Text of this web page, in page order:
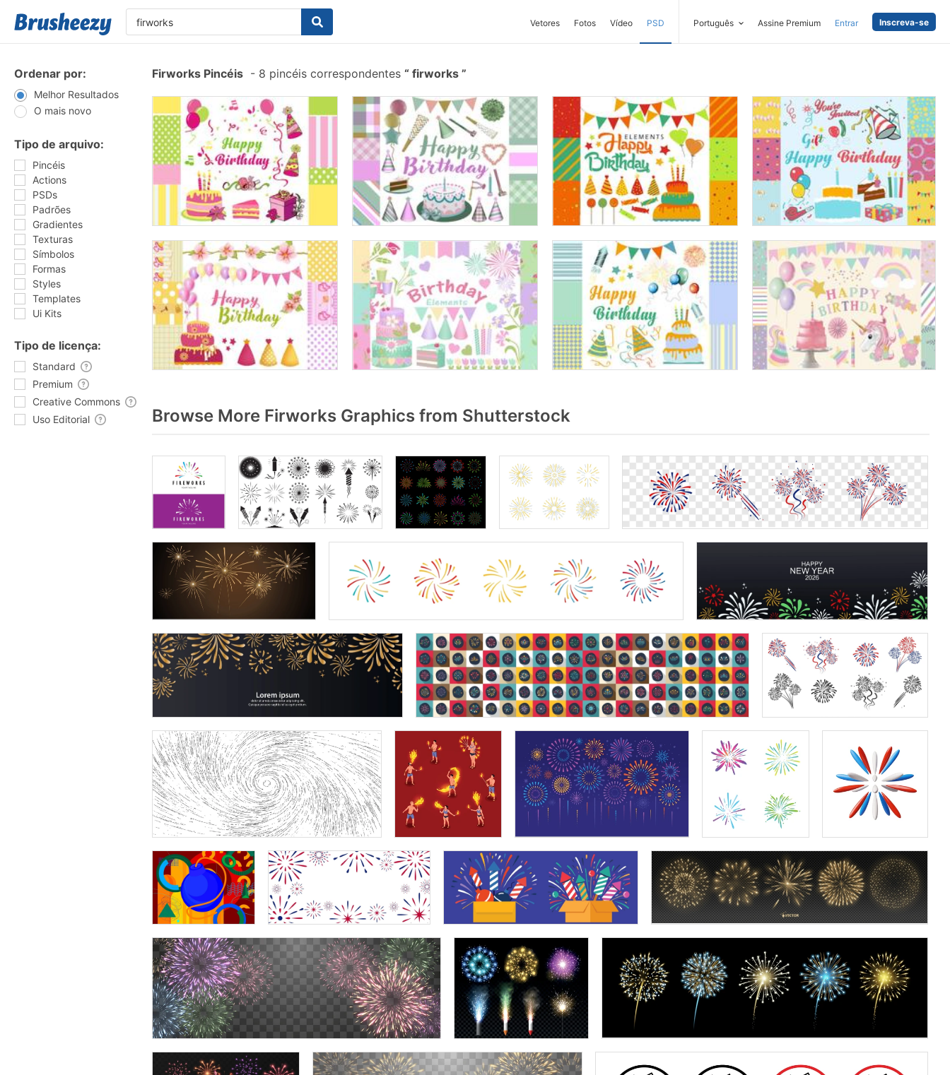
Vetores Fotos Vídeo PSD Português Assine Premium Entrar Inscreva-se
Ordenar por:
Melhor Resultados
O mais novo
Tipo de arquivo:
Pincéis
Actions
PSDs
Padrões
Gradientes
Texturas
Símbolos
Formas
Styles
Templates
Ui Kits
Tipo de licença:
Standard
Premium
Creative Commons
Uso Editorial
Firworks Pincéis - 8 pincéis correspondentes firworks
Browse More Firworks Graphics from Shutterstock